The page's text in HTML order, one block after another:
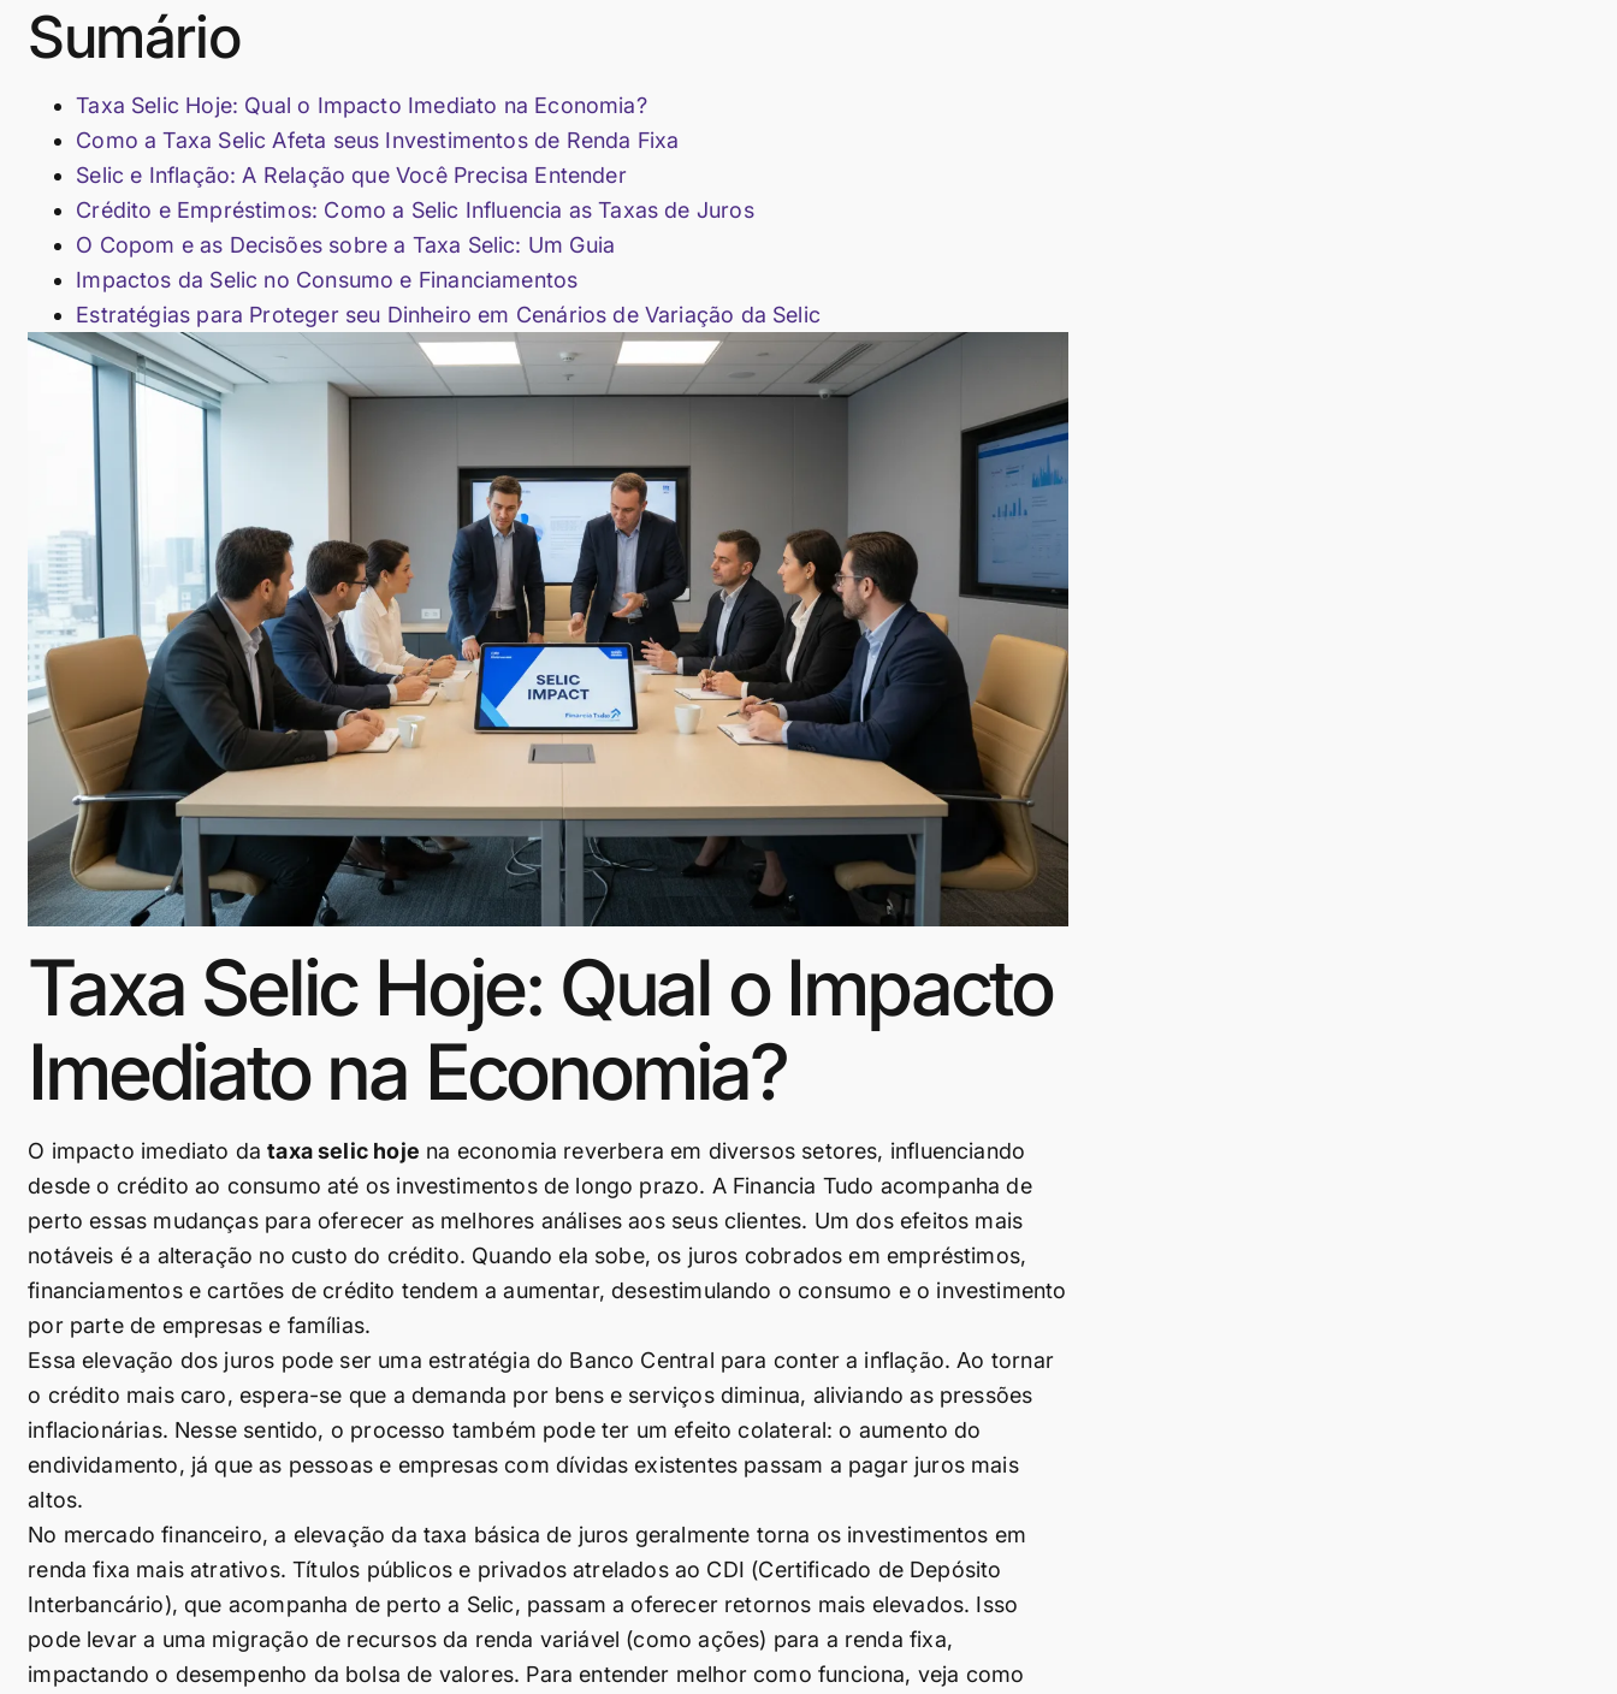
Sumário
Taxa Selic Hoje: Qual o Impacto Imediato na Economia?
Como a Taxa Selic Afeta seus Investimentos de Renda Fixa
Selic e Inflação: A Relação que Você Precisa Entender
Crédito e Empréstimos: Como a Selic Influencia as Taxas de Juros
O Copom e as Decisões sobre a Taxa Selic: Um Guia
Impactos da Selic no Consumo e Financiamentos
Estratégias para Proteger seu Dinheiro em Cenários de Variação da Selic
Taxa Selic Hoje: Qual o Impacto
Imediato na Economia?
O impacto imediato dataxa selic hoje na economia reverbera em diversos setores, influenciando
desde o crédito ao consumo até os investimentos de longo prazo. A Financia Tudo acompanha de
perto essas mudanças para oferecer as melhores análises aos seus clientes. Um dos efeitos mais
notáveis é a alteração no custo do crédito. Quando ela sobe, os juros cobrados em empréstimos,
financiamentos e cartões de crédito tendem a aumentar, desestimulando o consumo e o investimento
por parte de empresas e famílias.
Essa elevação dos juros pode ser uma estratégia do Banco Central para conter a inflação. Ao tornar
o crédito mais caro, espera-se que a demanda por bens e serviços diminua, aliviando as pressões
inflacionárias. Nesse sentido, o processo também pode ter um efeito colateral: o aumento do
endividamento, já que as pessoas e empresas com dívidas existentes passam a pagar juros mais
altos.
No mercado financeiro, a elevação da taxa básica de juros geralmente torna os investimentos em
renda fixa mais atrativos. Títulos públicos e privados atrelados ao CDI (Certificado de Depósito
Interbancário), que acompanha de perto a Selic, passam a oferecer retornos mais elevados. Isso
pode levar a uma migração de recursos da renda variável (como ações) para a renda fixa,
impactando o desempenho da bolsa de valores. Para entender melhor como funciona, veja como